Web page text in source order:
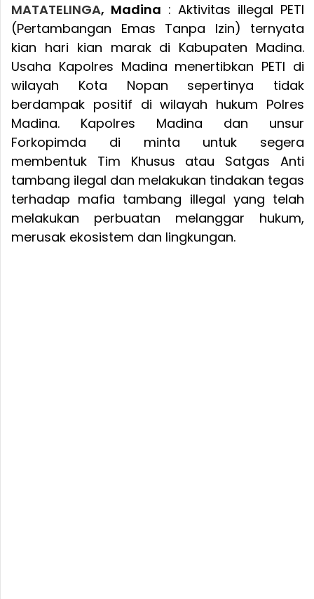
MATATELINGA, Madina : Aktivitas illegal PETI
(Pertambangan Emas Tanpa Izin) ternyata
kian hari kian marak di Kabupaten Madina.
Usaha Kapolres Madina menertibkan PETI di
wilayah Kota Nopan sepertinya tidak
berdampak positif di wilayah hukum Polres
Madina. Kapolres Madina dan unsur
Forkopimda di minta untuk segera
membentuk Tim Khusus atau Satgas Anti
tambang ilegal dan melakukan tindakan tegas
terhadap mafia tambang illegal yang telah
melakukan perbuatan melanggar hukum,
merusak ekosistem dan lingkungan.